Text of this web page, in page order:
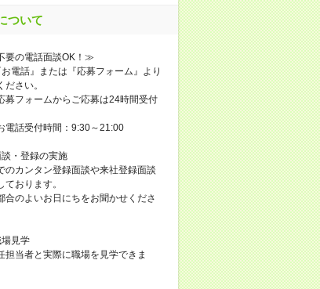
ついて
要の電話面談OK！≫
お電話』または『応募フォーム』より
ださい。
ォームからご応募は24時間受付
受付時間：9:30～21:00
談・登録の実施
のカンタン登録面談や来社登録面談
ております。
のよいお日にちをお聞かせくださ
場見学
当者と実際に職場を見学できま